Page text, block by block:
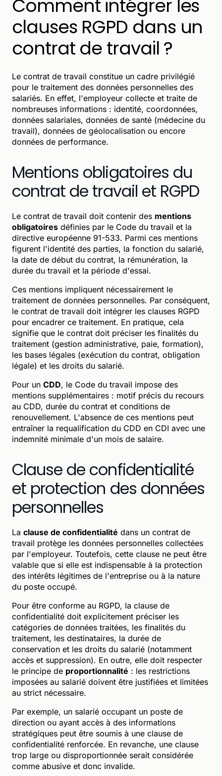
Comment intégrer les
clauses RGPD dans un
contrat de travail ?
Le contrat de travail constitue un cadre privilégié
pour le traitement des données personnelles des
salariés. En effet, l'employeur collecte et traite de
nombreuses informations : identité, coordonnées,
données salariales, données de santé (médecine du
travail), données de géolocalisation ou encore
données de performance.
Mentions obligatoires du
contrat de travail et RGPD
Le contrat de travail doit contenir des mentions
obligatoires définies par le Code du travail et la
directive européenne 91-533. Parmi ces mentions
figurent l'identité des parties, la fonction du salarié,
la date de début du contrat, la rémunération, la
durée du travail et la période d'essai.
Ces mentions impliquent nécessairement le
traitement de données personnelles. Par conséquent,
le contrat de travail doit intégrer les clauses RGPD
pour encadrer ce traitement. En pratique, cela
signifie que le contrat doit préciser les finalités du
traitement (gestion administrative, paie, formation),
les bases légales (exécution du contrat, obligation
légale) et les droits du salarié.
Pour un CDD, le Code du travail impose des
mentions supplémentaires : motif précis du recours
au CDD, durée du contrat et conditions de
renouvellement. L'absence de ces mentions peut
entraîner la requalification du CDD en CDI avec une
indemnité minimale d'un mois de salaire.
Clause de confidentialité
et protection des données
personnelles
La clause de confidentialité dans un contrat de
travail protège les données personnelles collectées
par l'employeur. Toutefois, cette clause ne peut être
valable que si elle est indispensable à la protection
des intérêts légitimes de l'entreprise ou à la nature
du poste occupé.
Pour être conforme au RGPD, la clause de
confidentialité doit explicitement préciser les
catégories de données traitées, les finalités du
traitement, les destinataires, la durée de
conservation et les droits du salarié (notamment
accès et suppression). En outre, elle doit respecter
le principe de proportionnalité : les restrictions
imposées au salarié doivent être justifiées et limitées
au strict nécessaire.
Par exemple, un salarié occupant un poste de
direction ou ayant accès à des informations
stratégiques peut être soumis à une clause de
confidentialité renforcée. En revanche, une clause
trop large ou disproportionnée serait considérée
comme abusive et donc invalide.